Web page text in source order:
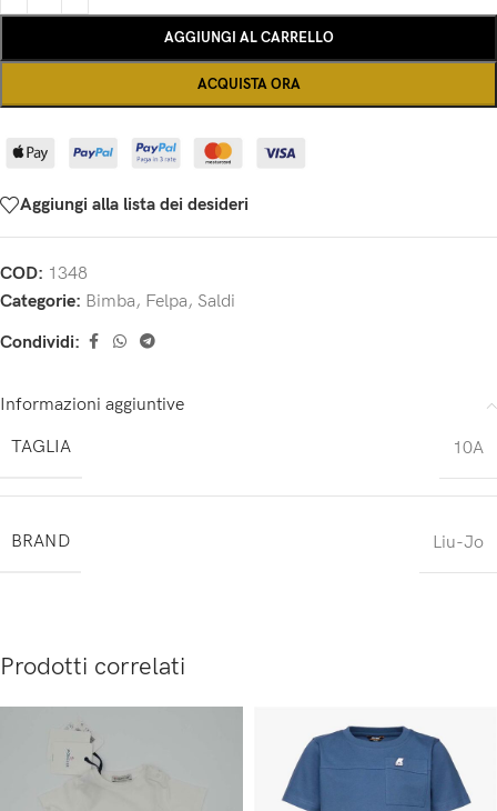
AGGIUNGI AL CARRELLO
ACQUISTA ORA
Aggiungi alla lista dei desideri
COD: 1348
Categorie: Bimba, Felpa, Saldi
Condividi:
Informazioni aggiuntive
TAGLIA
10A
BRAND Liu-Jo
Prodotti correlati